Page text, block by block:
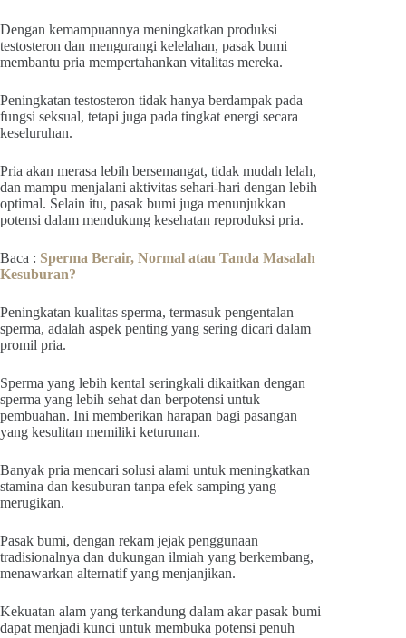
Dengan kemampuannya meningkatkan produksi
testosteron dan mengurangi kelelahan, pasak bumi
membantu pria mempertahankan vitalitas mereka.
Peningkatan testosteron tidak hanya berdampak pada
fungsi seksual, tetapi juga pada tingkat energi secara
keseluruhan.
Pria akan merasa lebih bersemangat, tidak mudah lelah,
dan mampu menjalani aktivitas sehari-hari dengan lebih
optimal. Selain itu, pasak bumi juga menunjukkan
potensi dalam mendukung kesehatan reproduksi pria.
Baca : Sperma Berair, Normal atau Tanda Masalah
Kesuburan?
Peningkatan kualitas sperma, termasuk pengentalan
sperma, adalah aspek penting yang sering dicari dalam
promil pria.
Sperma yang lebih kental seringkali dikaitkan dengan
sperma yang lebih sehat dan berpotensi untuk
pembuahan. Ini memberikan harapan bagi pasangan
yang kesulitan memiliki keturunan.
Banyak pria mencari solusi alami untuk meningkatkan
stamina dan kesuburan tanpa efek samping yang
merugikan.
Pasak bumi, dengan rekam jejak penggunaan
tradisionalnya dan dukungan ilmiah yang berkembang,
menawarkan alternatif yang menjanjikan.
Kekuatan alam yang terkandung dalam akar pasak bumi
dapat menjadi kunci untuk membuka potensi penuh